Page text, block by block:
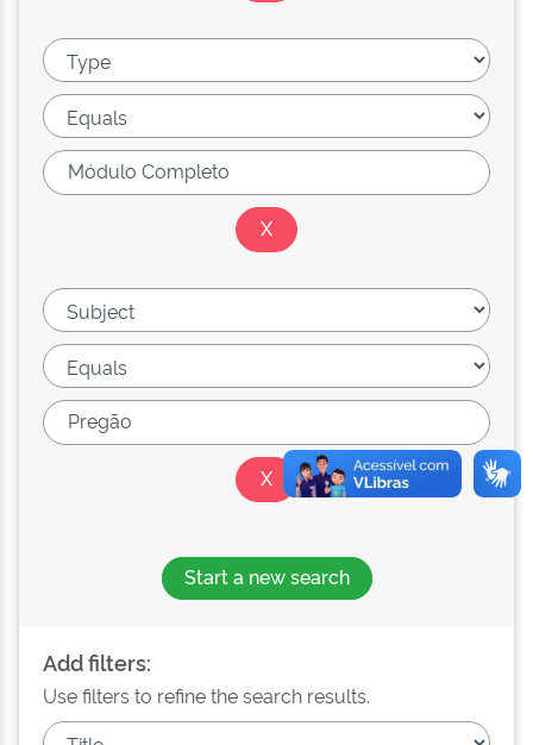
Start a new search
Add filters:
Use filters to refine the search results.